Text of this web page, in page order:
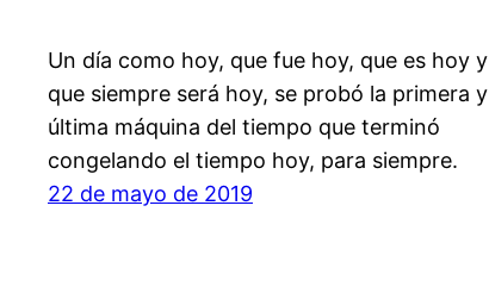
Un día como hoy, que fue hoy, que es hoy y
que siempre será hoy, se probó la primera y
última máquina del tiempo que terminó
congelando el tiempo hoy, para siempre.
22 de mayo de 2019